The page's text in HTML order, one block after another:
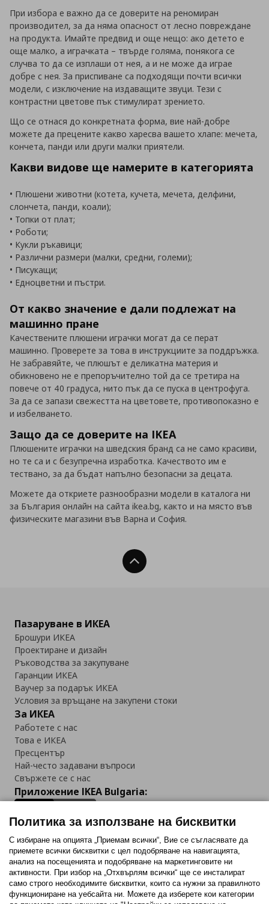
При избора е важно да се доверите на реномиран
производител, за да няма опасност от лесно повреждане
на продукта. Имайте предвид и още нещо: ако детето е
още малко, а играчката – твърде голяма, понякога се
случва то да се изплаши от нея, а и не може да играе
добре с нея. За приспиване са подходящи почти всички
модели, с изключение на издаващите звуци. Тези с
контрастни цветове пък стимулират зрението.
Що се отнася до конкретната форма, вие най-добре
можете да прецените какво харесва вашето хлапе: мечета,
кончета, панди или други малки приятели.
Какви видове ще намерите в категорията
• Плюшени животни (котета, кучета, мечета, делфини,
слончета, панди, коали);
• Топки от плат;
• Роботи;
• Кукли ръкавици;
• Различни размери (малки, средни, големи);
• Писукащи;
• Едноцветни и пъстри.
От какво значение е дали подлежат на
машинно пране
Качествените плюшени играчки могат да се перат
машинно. Проверете за това в инструкциите за поддръжка.
Не забравяйте, че плюшът е деликатна материя и
обикновено не е препоръчително той да се третира на
повече от 40 градуса, нито пък да се пуска в центрофуга.
За да се запази свежестта на цветовете, противопоказно е
и избелването.
Защо да се доверите на IKEA
Плюшените играчки на шведския бранд са не само красиви,
но те са и с безупречна изработка. Качеството им е
тествано, за да бъдат напълно безопасни за децата.
Можете да откриете разнообразни модели в каталога ни
за България онлайн на сайта ikea.bg, както и на място във
физическите магазини във Варна и София.
Нагоре
Пазаруване в ИКЕА
Брошури ИКЕА
Проектиране и дизайн
Ръководства за закупуване
Гаранции ИКЕА
Ваучер за подарък ИКЕА
Условия за връщане на закупени стоки
За ИКЕА
Работете с нас
Това е ИКЕА
Пресцентър
Най-често задавани въпроси
Свържете се с нас
Приложение IKEA Bulgaria:
Последвайте ни:
FacebookTwitterYoutubePinterestInstagram
Политика за използване на бисквитки
С избиране на опцията „Приемам всички“, Вие се съгласявате да
приемете всички бисквитки с цел подобряване на навигацията,
анализ на посещенията и подобряване на маркетинговите ни
активности. При избор на „Отхвърлям всички“ ще се инсталират
само строго необходимитe бисквитки, които са нужни за правилното
функциониране на уебсайта ни. Можете да изберете кои категории